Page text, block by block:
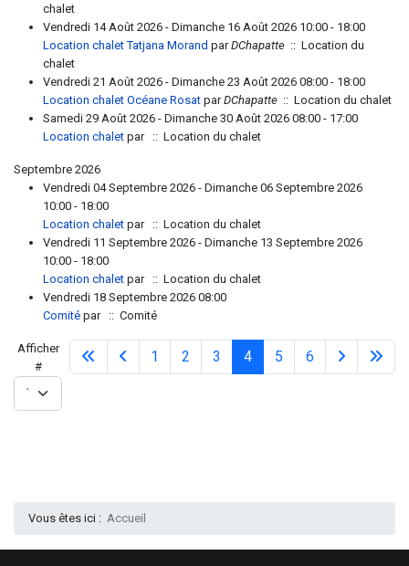
chalet
Vendredi 14 Août 2026 - Dimanche 16 Août 2026 10:00 - 18:00
Location chalet Tatjana Morand parDChapatte :: Location du
chalet
Vendredi 21 Août 2026 - Dimanche 23 Août 2026 08:00 - 18:00
Location chalet Océane Rosat parDChapatte :: Location du chalet
Samedi 29 Août 2026 - Dimanche 30 Août 2026 08:00 - 17:00
Location chalet par :: Location du chalet
Septembre 2026
Vendredi 04 Septembre 2026 - Dimanche 06 Septembre 2026
10:00 - 18:00
Location chalet par
:: Location du chalet
Vendredi 11 Septembre 2026 - Dimanche 13 Septembre 2026
10:00 - 18:00
Location chalet par
:: Location du chalet
Vendredi 18 Septembre 2026 08:00
Comité par :: Comité
Limite de la pagination
Afficher
#
1 2 3 4 5 6
Vous êtes ici : Accueil